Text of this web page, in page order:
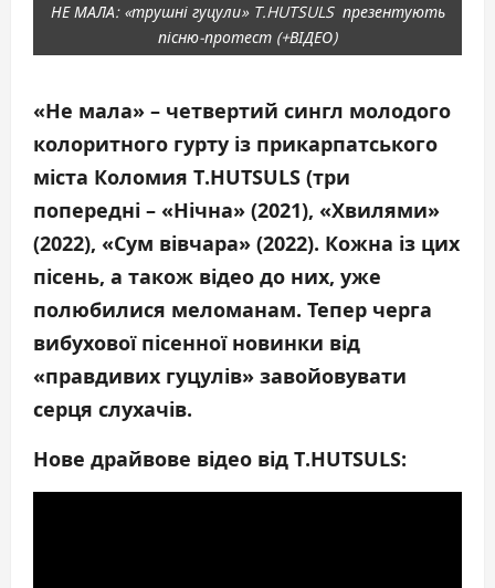
НЕ МАЛА: «трушні гуцули» T.HUTSULS презентують
пісню-протест (+ВІДЕО)
«Не мала» – четвертий сингл молодого
колоритного гурту із прикарпатського
міста Коломия T.HUTSULS (три
попередні – «Нічна» (2021), «Хвилями»
(2022), «Сум вівчара» (2022). Кожна із цих
пісень, а також відео до них, уже
полюбилися меломанам. Тепер черга
вибухової пісенної новинки від
«правдивих гуцулів» завойовувати
серця слухачів.
Нове драйвове відео від T.HUTSULS: